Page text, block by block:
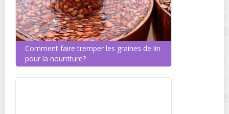
Comment faire tremper les graines de lin
pour la nourriture?